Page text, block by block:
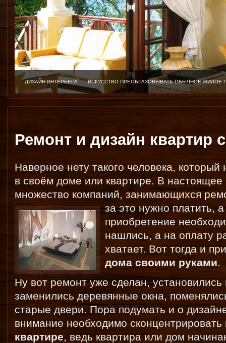
ЗАГОРОДНЫЙ ДОМ ХОРОШИЙ ВЫБОР ДЛЯ ОТЛИЧНОГО ОТДЫХА
Ремонт и дизайн квартир
Наверное нету такого человека,
в своём доме или квартире. В настоящее
множество компаний, занимающихся
за это нужно платить,
приобретение
нашлись, а на оплату
хватает. Вот тогда и
дома своими руками.
Ну вот ремонт уже сделан, установились
заменились деревянные окна,
старые двери. Пора подумать и о
внимание необходимо
квартире, ведь квартира или дом